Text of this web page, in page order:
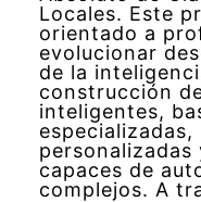
Locales. Este
orientado a
evolucionar
de la
construcción
inteligentes,
capaces de
complejos. A